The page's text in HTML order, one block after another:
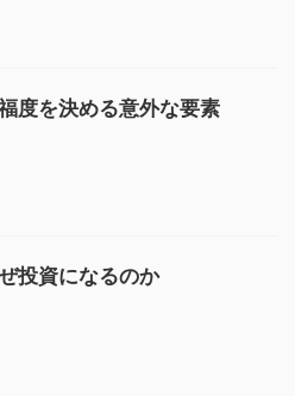
度を決める意外な要素
投資になるのか